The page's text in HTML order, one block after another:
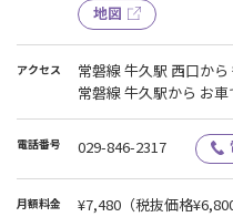
地図
アクセス
常磐線 牛久駅 西口か
常磐線 牛久駅から お
電話番号 029-846-2317
月額料金 ¥7,480 （税抜価格